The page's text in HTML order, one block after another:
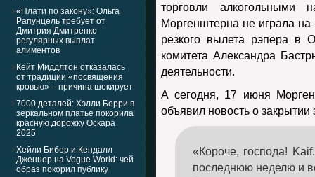
«Плати по закону»: Ольга
Рапунцель требует от
Дмитрия Дмитренко
регулярных выплат
алиментов
Кейт Миддлтон отказалась
от традиции «посвящения
кровью» – причина шокирует
7000 деталей: Хэлли Берри в
зеркальном платье покорила
красную дорожку Оскара
2025
Хейли Бибер и Кендалл
Дженнер на Vogue World: чей
образ покорил публику
торговли алкогольными
Моргенштерна не играла на
резкого вылета рэпера в
комитета Александра
деятельности.
А сегодня, 17 июня
объявил новость о закрытии
«Короче, господа!
последнюю неделю и